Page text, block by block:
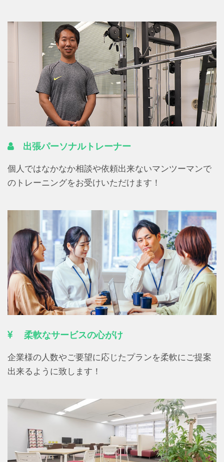
出張パーソナルトレーナー
個人ではなかなか相談や依頼出来ないマンツーマンで
のトレーニングをお受けいただけます！
柔軟なサービスの心がけ
企業様の人数やご要望に応じたプランを柔軟にご提案
出来るように致します！